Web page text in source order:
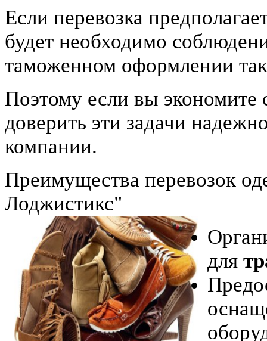
Если перевозка
будет необходимо
таможенном оформлении
Поэтому если вы экономите
доверить эти задачи
компании.
Преимущества перевозок
Лоджистикс"
для